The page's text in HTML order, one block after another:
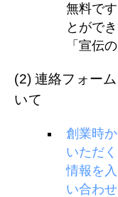
無料で
とがで
「宣伝
(2) 連絡フォー
いて
創業時
いただ
情報を
い合わ